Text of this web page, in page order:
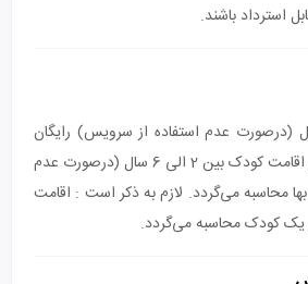
استرداد باشند.
کودک زیر 2 سال (درصورت عدم استفاده از سرویس) رایگان
می‌باشد و بازه سنی برای اقامت کودک بین 2 الی 6 سال (درصورت عدم
محاسبه می‌گردد. لازم به ذکر است : اقامت
یک کودک محاسبه می‌گردد.